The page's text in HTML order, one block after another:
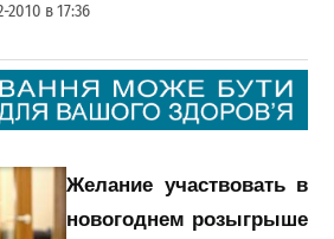
2010 в 17:36
Желание участвовать в
новогоднем розыгрыше